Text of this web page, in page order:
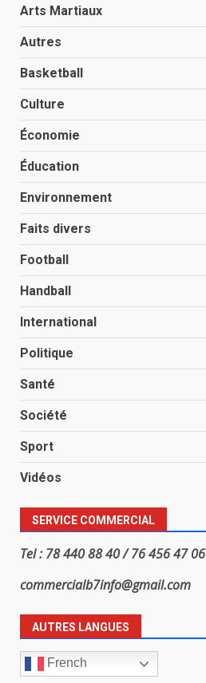
Arts Martiaux
Autres
Basketball
Culture
Économie
Éducation
Environnement
Faits divers
Football
Handball
International
Politique
Santé
Société
Sport
Vidéos
SERVICE COMMERCIAL
Tel : 78 440 88 40 / 76 456 47 06
commercialb7info@gmail.com
AUTRES LANGUES
French